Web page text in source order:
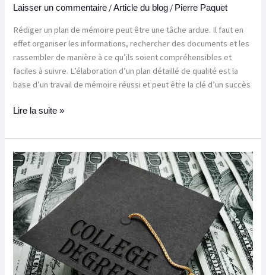
Laisser un commentaire /Article du blog / Pierre Paquet
Rédiger un plan de mémoire peut être une tâche ardue. Il faut en
effet organiser les informations, rechercher des documents et les
rassembler de manière à ce qu’ils soient compréhensibles et
faciles à suivre. L’élaboration d’un plan détaillé de qualité est la
base d’un travail de mémoire réussi et peut être la clé d’un succès
Lire la suite »
Aide
à
la
rédaction
d’un
mémoire
de
Master
2